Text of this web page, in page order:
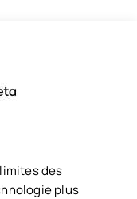
des
plus